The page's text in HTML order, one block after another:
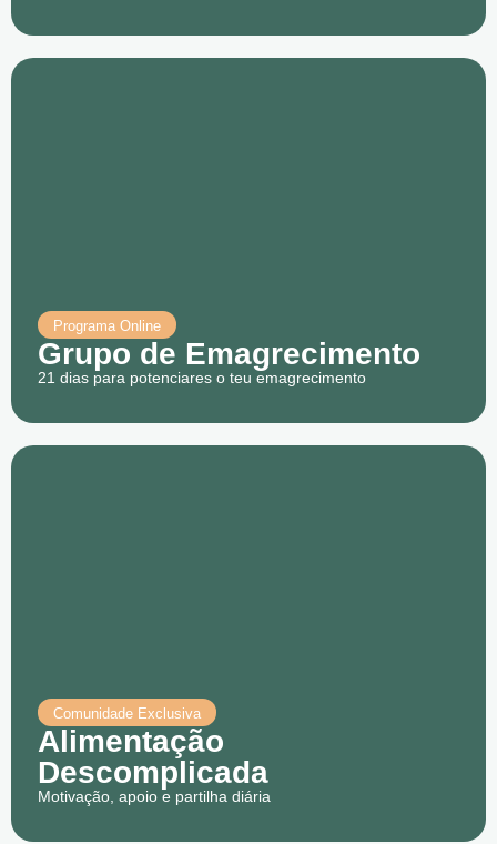
Programa Online
Grupo de Emagrecimento
21 dias para potenciares o teu emagrecimento
Comunidade Exclusiva
Alimentação
Descomplicada
Motivação, apoio e partilha diária